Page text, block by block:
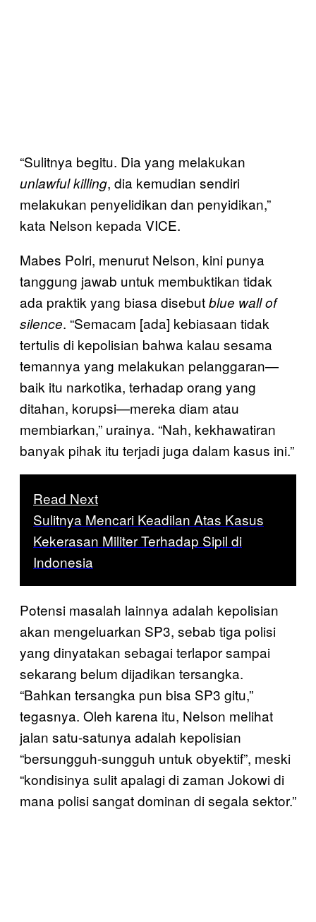
“Sulitnya begitu. Dia yang melakukan
unlawful killing, dia kemudian sendiri
melakukan penyelidikan dan penyidikan,”
kata Nelson kepada VICE.
Mabes Polri, menurut Nelson, kini punya
tanggung jawab untuk membuktikan tidak
ada praktik yang biasa disebutblue wall of
silence. “Semacam [ada] kebiasaan tidak
tertulis di kepolisian bahwa kalau sesama
temannya yang melakukan pelanggaran—
baik itu narkotika, terhadap orang yang
ditahan, korupsi—mereka diam atau
membiarkan,” urainya. “Nah, kekhawatiran
banyak pihak itu terjadi juga dalam kasus ini.”
Read Next
Sulitnya Mencari Keadilan Atas Kasus
Kekerasan Militer Terhadap Sipil di
Indonesia
Potensi masalah lainnya adalah kepolisian
akan mengeluarkan SP3, sebab tiga polisi
yang dinyatakan sebagai terlapor sampai
sekarang belum dijadikan tersangka.
“Bahkan tersangka pun bisa SP3 gitu,”
tegasnya. Oleh karena itu, Nelson melihat
jalan satu-satunya adalah kepolisian
“bersungguh-sungguh untuk obyektif”, meski
“kondisinya sulit apalagi di zaman Jokowi di
mana polisi sangat dominan di segala sektor.”